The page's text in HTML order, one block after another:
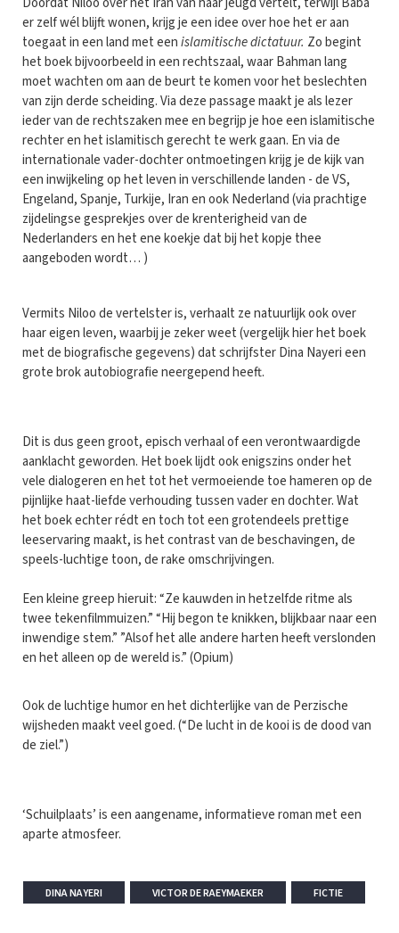
er zelf wél blijft wonen, krijg je een idee over hoe het er aan
toegaat in een land met eenislamitische dictatuur. Zo begint
het boek bijvoorbeeld in een rechtszaal, waar Bahman lang
moet wachten om aan de beurt te komen voor het beslechten
van zijn derde scheiding. Via deze passage maakt je als lezer
ieder van de rechtszaken mee en begrijp je hoe een islamitische
rechter en het islamitisch gerecht te werk gaan. En via de
internationale vader-dochter ontmoetingen krijg je de kijk van
een inwijkeling op het leven in verschillende landen - de VS,
Engeland, Spanje, Turkije, Iran en ook Nederland (via prachtige
zijdelingse gesprekjes over de krenterigheid van de
Nederlanders en het ene koekje dat bij het kopje thee
aangeboden wordt… )
Vermits Niloo de vertelster is, verhaalt ze natuurlijk ook over
haar eigen leven, waarbij je zeker weet (vergelijk hier het boek
met de biografische gegevens) dat schrijfster Dina Nayeri een
grote brok autobiografie neergepend heeft.
Dit is dus geen groot, episch verhaal of een verontwaardigde
aanklacht geworden. Het boek lijdt ook enigszins onder het
vele dialogeren en het tot het vermoeiende toe hameren op de
pijnlijke haat-liefde verhouding tussen vader en dochter. Wat
het boek echter rédt en toch tot een grotendeels prettige
leeservaring maakt, is het contrast van de beschavingen, de
speels-luchtige toon, de rake omschrijvingen.
Een kleine greep hieruit: “Ze kauwden in hetzelfde ritme als
twee tekenfilmmuizen.” “Hij begon te knikken, blijkbaar naar een
inwendige stem.” ”Alsof het alle andere harten heeft verslonden
en het alleen op de wereld is.” (Opium)
Ook de luchtige humor en het dichterlijke van de Perzische
wijsheden maakt veel goed. (“De lucht in de kooi is de dood van
de ziel.”)
‘Schuilplaats’ is een aangename, informatieve roman met een
aparte atmosfeer.
DINA NAYERI VICTOR DE RAEYMAEKER FICTIE